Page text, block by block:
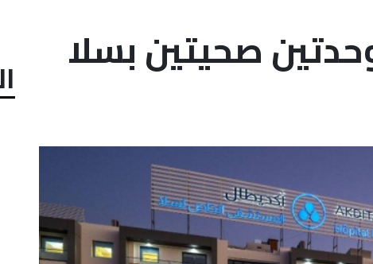
صحيتين بسلا